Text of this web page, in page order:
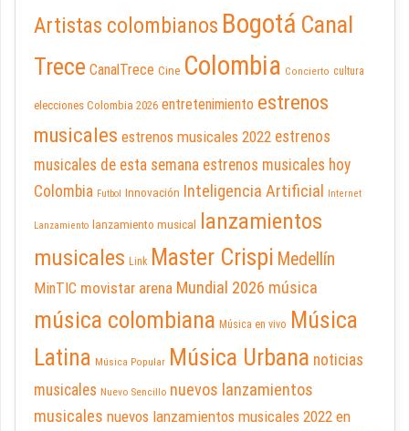
Artistas colombianos Bogotá Canal
Trece CanalTrece Cine Colombia Concierto cultura
elecciones Colombia 2026 entretenimiento estrenos
musicales estrenos musicales 2022 estrenos
musicales de esta semana estrenos musicales hoy
Colombia Futbol Innovación Inteligencia Artificial Internet
Lanzamiento lanzamiento musical
lanzamientos
musicales Link Master Crispi Medellín
MinTIC movistar arena Mundial 2026 música
música colombiana Música en vivo Música
Latina Música Popular Música Urbana noticias
musicales Nuevo Sencillo nuevos lanzamientos
musicales nuevos lanzamientos musicales 2022 en